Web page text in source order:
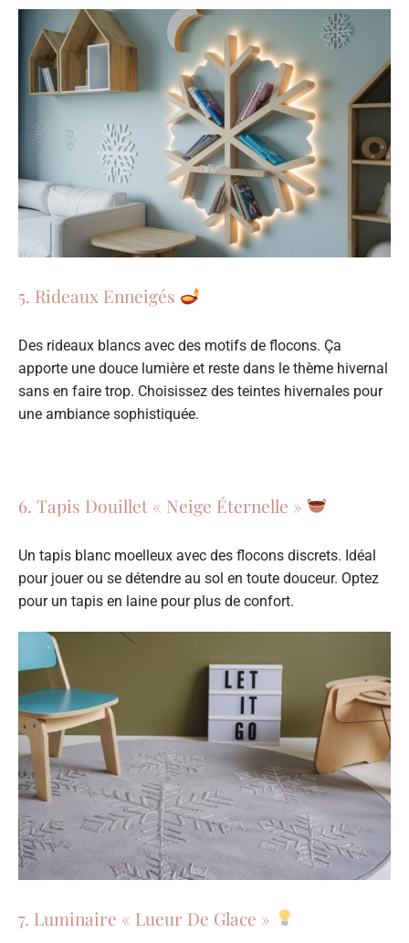
5. Rideaux Enneigés
Des rideaux blancs avec des motifs de flocons. Ça
apporte une douce lumière et reste dans le thème hivernal
sans en faire trop. Choisissez des teintes hivernales pour
une ambiance sophistiquée.
6. Tapis Douillet « Neige Éternelle »
Un tapis blanc moelleux avec des flocons discrets. Idéal
pour jouer ou se détendre au sol en toute douceur. Optez
pour un tapis en laine pour plus de confort.
7. Luminaire « Lueur De Glace »